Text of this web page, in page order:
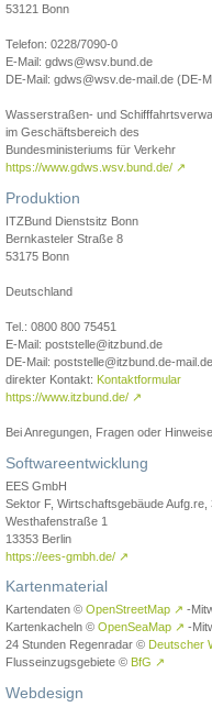
53121 Bonn
Telefon: 0228/7090-0
E-Mail: gdws@wsv.bund.de
DE-Mail: gdws@wsv.de-mail.de (DE-
Wasserstraßen- und
im Geschäftsbereich des
Bundesministeriums für Verkehr
https://www.gdws.wsv.bund.de/ ↗
Produktion
ITZBund Dienstsitz Bonn
Bernkasteler Straße 8
53175 Bonn
Deutschland
Tel.: 0800 800 75451
E-Mail: poststelle@itzbund.de
DE-Mail: poststelle@itzbund.de-
direkter Kontakt: Kontaktformular
https://www.itzbund.de/ ↗
Bei Anregungen, Fragen oder
Softwareentwicklung
EES GmbH
Sektor F, Wirtschaftsgebäude Aufg.re,
Westhafenstraße 1
13353 Berlin
https://ees-gmbh.de/ ↗
Kartenmaterial
Kartendaten © OpenStreetMap ↗ -
Kartenkacheln © OpenSeaMap ↗ -
24 Stunden Regenradar © Deutscher
Flusseinzugsgebiete © BfG ↗
Webdesign